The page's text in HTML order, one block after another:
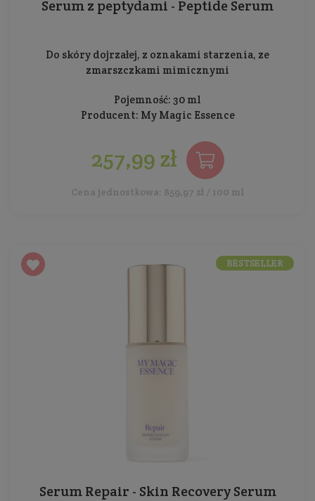
Serum z peptydami - Peptide Serum
Do skóry dojrzałej, z oznakami starzenia, ze
zmarszczkami mimicznymi
Pojemność: 30 ml
Producent: My Magic Essence
257,99 zł
Cena jednostkowa: 859,97 zł / 100 ml
Serum Repair - Skin Recovery Serum
BESTSELLER